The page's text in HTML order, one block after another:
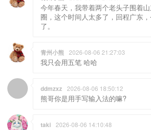
今年春天，我带着两个老头子围着
圈，这个时间人太多了，回程广东
了。
青州小熊 2026-08-06 21:27:03
我只会用五笔 哈哈
ddmzxz 2026-08-06 18:50:12
熊哥你是用手写输入法的嘛?
taki 2026-08-06 14:10:48